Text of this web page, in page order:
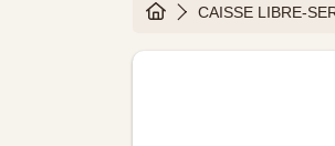
HOMECAISSE LIBRE-